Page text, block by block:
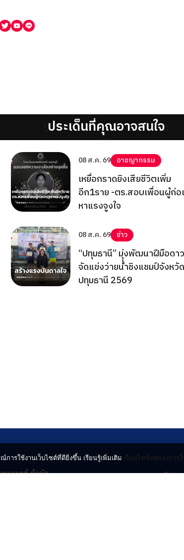
';ประเด็นที่คุณอาจสนใจ';
08 ส.ค. 69 อาชญากรรม
เหยื่อกราดยิงเสียชีวิตเพิ่ม
อีก1ราย -ตร.สอบเพื่อนผู้ก่อ
หาแรงจูงใจ
08 ส.ค. 69 ข่าว
“ปทุมธานี” มุ่งพัฒนาฝีมือดา
จัดแข่งว่ายน้ำชิงแชมป์จังหวัด
ปทุมธานี 2569
นเนกซ์ จำกัด
News
ารใช้งานเว็บไซต์ที่ดียิ่งขึ้น เรียนรู้เพิ่มเติม เงื่อนไขข้อตกลงการ